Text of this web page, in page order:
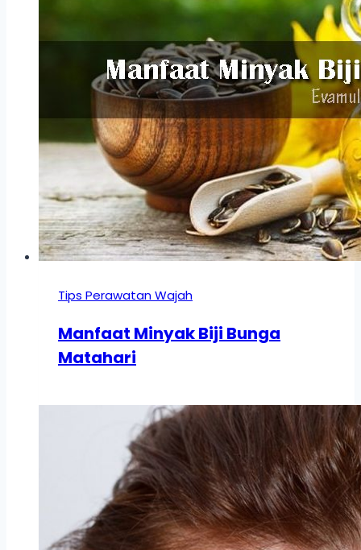
Tips Perawatan Wajah
Manfaat Minyak Biji Bunga
Matahari